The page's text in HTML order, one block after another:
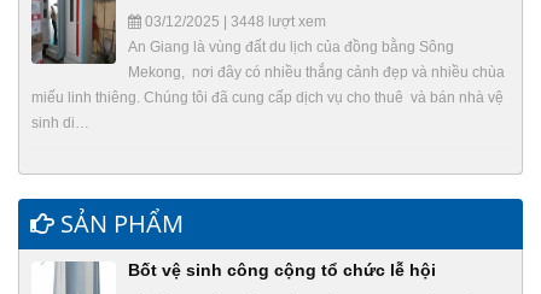
03/12/2025 | 3448 lượt xem
An Giang là vùng đất du lịch của đồng bằng Sông
Mekong, nơi đây có nhiều thắng cảnh đẹp và nhiều chùa
miếu linh thiêng. Chúng tôi đã cung cấp dịch vụ cho thuê và bán nhà vệ
sinh di…
SẢN PHẨM
Bốt vệ sinh công cộng tổ chức lễ hội